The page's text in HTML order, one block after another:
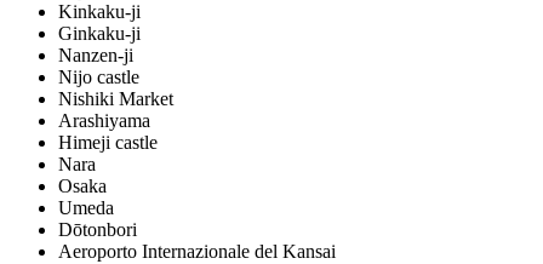
Kinkaku-ji
Ginkaku-ji
Nanzen-ji
Nijo castle
Nishiki Market
Arashiyama
Himeji castle
Nara
Osaka
Umeda
Dōtonbori
Aeroporto Internazionale del Kansai